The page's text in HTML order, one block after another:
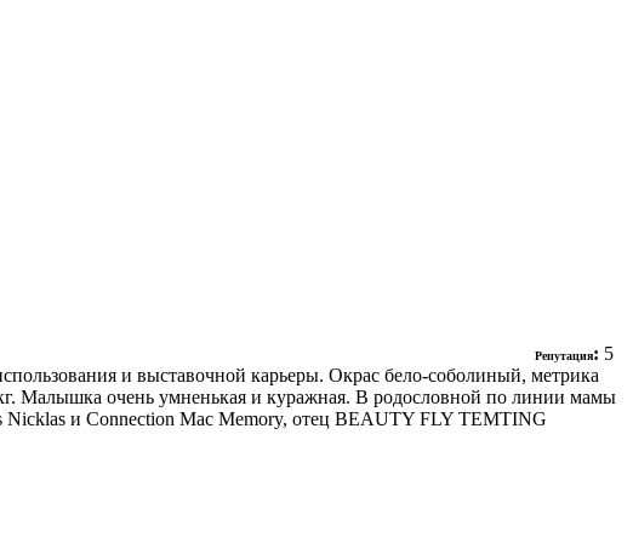
Репутация: 5
и выставочной карьеры. Окрас бело-соболиный, метрика
Малышка очень умненькая и куражная. В родословной по линии мамы
и Connection Mac Memory, отец BEAUTY FLY TEMTING